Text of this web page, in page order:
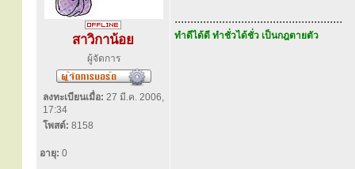
สาวิกาน้อย
ผู้จัดการ
ลงทะเบียนเมื่อ: 27 มี.ค. 2006,
17:34
โพสต์: 8158
อายุ: 0
.....................................................
ทำดีได้ดี ทำชั่วได้ชั่ว เป็นกฎตายตัว